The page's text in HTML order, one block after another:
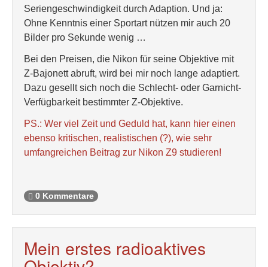
Seriengeschwindigkeit durch Adaption. Und ja:
Ohne Kenntnis einer Sportart nützen mir auch 20
Bilder pro Sekunde wenig …
Bei den Preisen, die Nikon für seine Objektive mit
Z-Bajonett abruft, wird bei mir noch lange adaptiert.
Dazu gesellt sich noch die Schlecht- oder Garnicht-
Verfügbarkeit bestimmter Z-Objektive.
PS.: Wer viel Zeit und Geduld hat, kann hier einen
ebenso kritischen, realistischen (?), wie sehr
umfangreichen Beitrag zur Nikon Z9 studieren!
0 Kommentare
Mein erstes radioaktives